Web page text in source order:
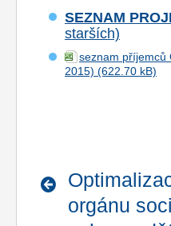
SEZNAM
starších)
seznam příjemců
2015)
orgánu